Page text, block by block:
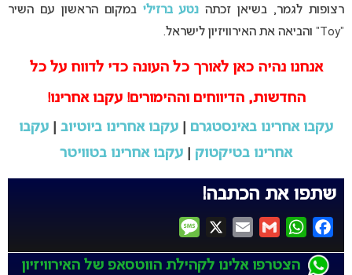
רצופות לגמר, בשיאן זכתה נטע ברזיליבמקום הראשון עם השיר
אנחנו נהיה כאן לאורך כל העונה כדי לדווח על כל
החדשות, הדיווחים וההימורים! עקבו אחרינו!
עקבו אחרינו באינסטגרם| עקבו אחרינו ביוטיוב|
עקבו
אחרינו בטיקטוק| עקבו אחרינו בטוויטר
שתפו את הכתבה!
Facebook
WhatsApp
Gmail
Email
Message
הצטרפו אלינו לקהילת הווטסאפ של האירוויזיון